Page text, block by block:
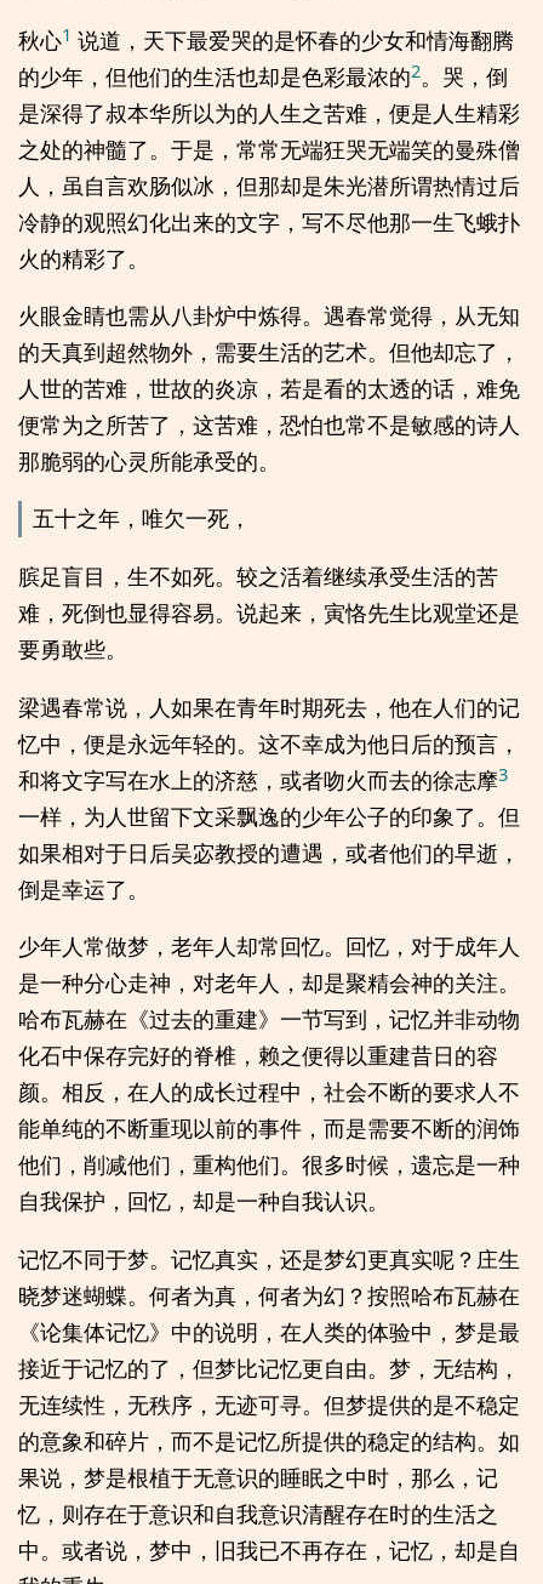
秋心1 说道，天下最爱哭的是怀春的少女和情海翻腾
的少年，但他们的生活也却是色彩最浓的2。哭，倒
是深得了叔本华所以为的人生之苦难，便是人生精彩
之处的神髓了。于是，常常无端狂哭无端笑的曼殊僧
人，虽自言欢肠似冰，但那却是朱光潜所谓热情过后
冷静的观照幻化出来的文字，写不尽他那一生飞蛾扑
火的精彩了。
火眼金睛也需从八卦炉中炼得。遇春常觉得，从无知
的天真到超然物外，需要生活的艺术。但他却忘了，
人世的苦难，世故的炎凉，若是看的太透的话，难免
便常为之所苦了，这苦难，恐怕也常不是敏感的诗人
那脆弱的心灵所能承受的。
五十之年，唯欠一死，
膑足盲目，生不如死。较之活着继续承受生活的苦
难，死倒也显得容易。说起来，寅恪先生比观堂还是
要勇敢些。
梁遇春常说，人如果在青年时期死去，他在人们的记
忆中，便是永远年轻的。这不幸成为他日后的预言，
和将文字写在水上的济慈，或者吻火而去的徐志摩3
一样，为人世留下文采飘逸的少年公子的印象了。但
如果相对于日后吴宓教授的遭遇，或者他们的早逝，
倒是幸运了。
少年人常做梦，老年人却常回忆。回忆，对于成年人
是一种分心走神，对老年人，却是聚精会神的关注。
哈布瓦赫在《过去的重建》一节写到，记忆并非动物
化石中保存完好的脊椎，赖之便得以重建昔日的容
颜。相反，在人的成长过程中，社会不断的要求人不
能单纯的不断重现以前的事件，而是需要不断的润饰
他们，削减他们，重构他们。很多时候，遗忘是一种
自我保护，回忆，却是一种自我认识。
记忆不同于梦。记忆真实，还是梦幻更真实呢？庄生
晓梦迷蝴蝶。何者为真，何者为幻？按照哈布瓦赫在
《论集体记忆》中的说明，在人类的体验中，梦是最
接近于记忆的了，但梦比记忆更自由。梦，无结构，
无连续性，无秩序，无迹可寻。但梦提供的是不稳定
的意象和碎片，而不是记忆所提供的稳定的结构。如
果说，梦是根植于无意识的睡眠之中时，那么，记
忆，则存在于意识和自我意识清醒存在时的生活之
中。或者说，梦中，旧我已不再存在，记忆，却是自